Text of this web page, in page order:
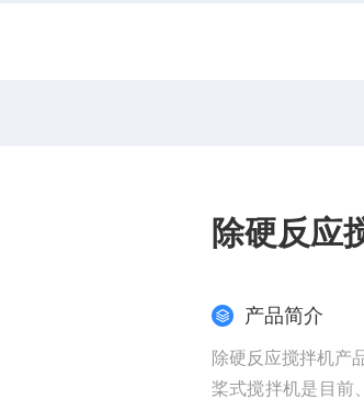
除硬反应
产品简介
除硬反应搅拌机产
桨式搅拌机是目前